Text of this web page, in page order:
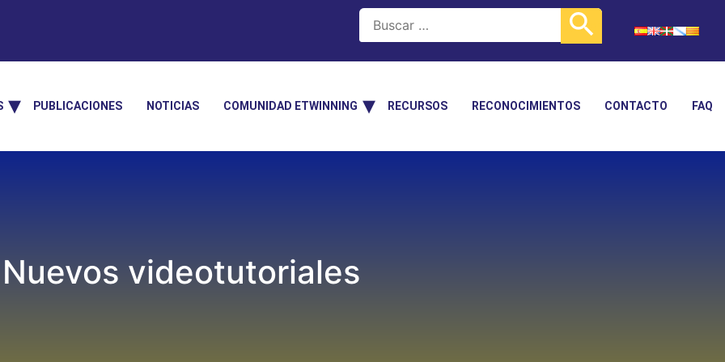
PUBLICACIONES NOTICIAS COMUNIDAD ETWINNING RECURSOS RECONOCIMIENTOS CONTACTO FAQ
Nuevos videotutoriales